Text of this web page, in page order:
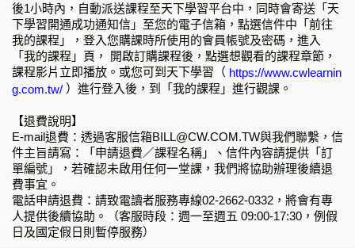
後1小時內，自動派送課程至天下學習平台中，同時會寄送「天
下學習開通成功通知信」至您的電子信箱，點選信件中「前往
我的課程」，登入您購課時所使用的會員帳號及密碼，進入
「我的課程」頁， 開啟訂購課程後，點選想觀看的課程章節，
課程影片立即播放。或您可到天下學習（ https://www.cwlearnin
g.com.tw/ ）進行登入後，到「我的課程」進行觀課。
【退費說明】
E-mail退費：透過客服信箱BILL@CW.COM.TW與我們聯繫，信
件主旨請寫：「申請退費／課程名稱」、信件內容請提供「訂
單編號」，若確認未啟用任何一堂課，我們將協助辦理後續退
費事宜。
電話申請退費：請致電讀者服務專線02-2662-0332，將會有專
人提供後續協助。（客服時段：週一至週五 09:00-17:30，例假
日及國定假日則暫停服務）